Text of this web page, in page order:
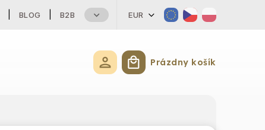
BLOG B2B EUR
Nákupný košík
Prázdny košík